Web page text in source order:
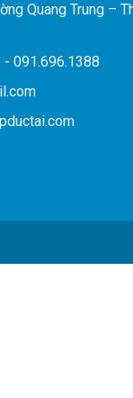
Quang Trung –
091.696.1388